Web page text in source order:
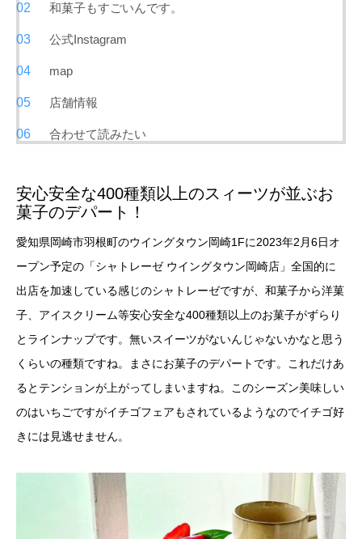
和菓子もすごいんです。
公式Instagram
map
店舗情報
合わせて読みたい
安心安全な400種類以上のスィーツが並ぶお
菓子のデパート！
愛知県岡崎市羽根町のウイングタウン岡崎1Fに2023年2月6日オ
ープン予定の「シャトレーゼ ウイングタウン岡崎店」全国的に
出店を加速している感じのシャトレーゼですが、和菓子から洋菓
子、アイスクリーム等安心安全な400種類以上のお菓子がずらり
とラインナップです。無いスイーツがないんじゃないかなと思う
くらいの種類ですね。まさにお菓子のデパートです。これだけあ
るとテンションが上がってしまいますね。このシーズン美味しい
のはいちごですがイチゴフェアもされているようなのでイチゴ好
きには見逃せません。